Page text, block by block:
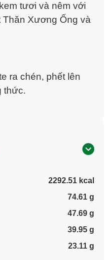
tươi và nêm với
Thăn Xương Ống và
ra chén, phết lên
thức.
2292.51 kcal
74.61 g
47.69 g
39.95 g
23.11 g